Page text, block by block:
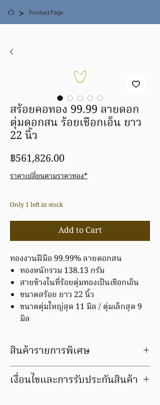
> Product Page
สร้อยคอทอง 99.99 ลายดอก
ตุ่มดอกสน ร้อยเชือกเอ็น ยาว
22 นิ้ว
฿561,826.00Price
ราคาเปลี่ยนตามราคาทอง*
Only 1 left in stock
Add to Cart
ทองงานฝีมือ 99.99% ลายดอกสน
ทองหนักรวม 138.13 กรัม
สายข้างในที่ร้อยตุ่มทองเป็นเชือกเอ็น
ขนาดสร้อย ยาว 22 นิ้ว
ขนาดตุ่มใหญ่สุด 11 มิล / ตุ่มเล็กสุด 9
มิล
สินค้ารายการพิเศษ
เป็นของเก่าเก็บ เสนอขายเฉพาะลูกค้า
ต้นมะขามช่างทอง
เงื่อนไขและการรับประกันสินค้า